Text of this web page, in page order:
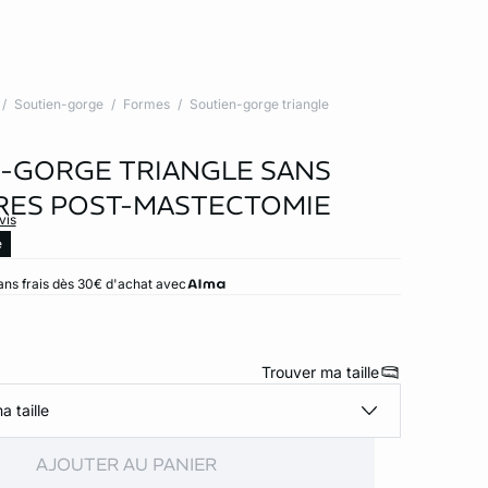
Soutien-gorge Formes Soutien-gorge triangle
TRIANGLE SANS
POST-MASTECTOMIE
frais dès 30€ d'achat avec
Trouver ma taille
taille
AJOUTER AU PANIER